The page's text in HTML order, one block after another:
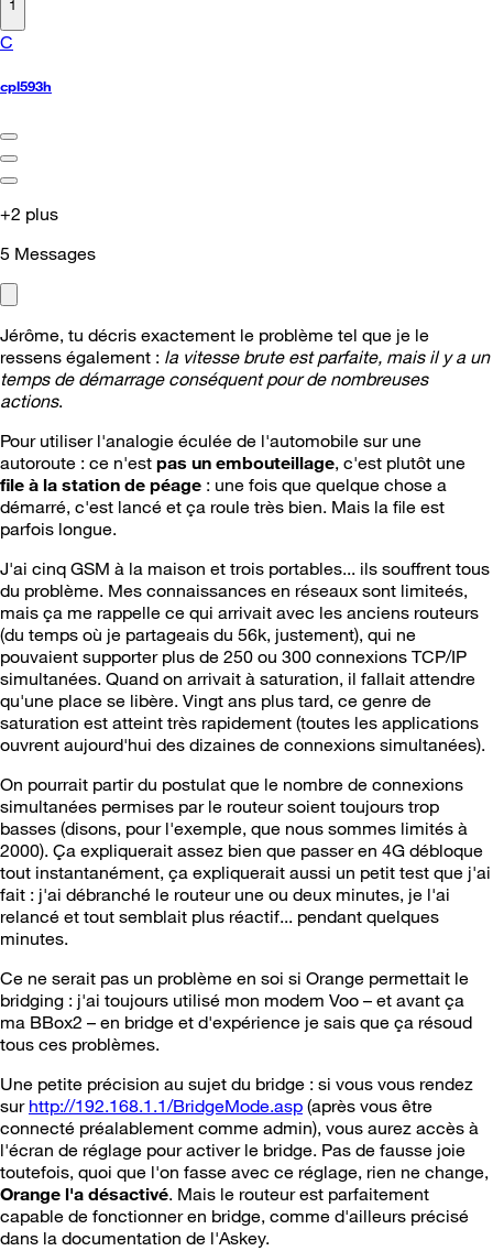
1
C
cpl593h
+2 plus
5 Messages
Jérôme, tu décris exactement le problème tel que je le
ressens également : la vitesse brute est parfaite, mais il y a un
temps de démarrage conséquent pour de nombreuses
actions.
Pour utiliser l'analogie éculée de l'automobile sur une
autoroute : ce n'est pas un embouteillage, c'est plutôt une
file à la station de péage : une fois que quelque chose a
démarré, c'est lancé et ça roule très bien. Mais la file est
parfois longue.
J'ai cinq GSM à la maison et trois portables... ils souffrent tous
du problème. Mes connaissances en réseaux sont limiteés,
mais ça me rappelle ce qui arrivait avec les anciens routeurs
(du temps où je partageais du 56k, justement), qui ne
pouvaient supporter plus de 250 ou 300 connexions TCP/IP
simultanées. Quand on arrivait à saturation, il fallait attendre
qu'une place se libère. Vingt ans plus tard, ce genre de
saturation est atteint très rapidement (toutes les applications
ouvrent aujourd'hui des dizaines de connexions simultanées).
On pourrait partir du postulat que le nombre de connexions
simultanées permises par le routeur soient toujours trop
basses (disons, pour l'exemple, que nous sommes limités à
2000). Ça expliquerait assez bien que passer en 4G débloque
tout instantanément, ça expliquerait aussi un petit test que j'ai
fait : j'ai débranché le routeur une ou deux minutes, je l'ai
relancé et tout semblait plus réactif... pendant quelques
minutes.
Ce ne serait pas un problème en soi si Orange permettait le
bridging : j'ai toujours utilisé mon modem Voo – et avant ça
ma BBox2 – en bridge et d'expérience je sais que ça résoud
tous ces problèmes.
Une petite précision au sujet du bridge : si vous vous rendez
sur http://192.168.1.1/BridgeMode.asp (après vous être
connecté préalablement comme admin), vous aurez accès à
l'écran de réglage pour activer le bridge. Pas de fausse joie
toutefois, quoi que l'on fasse avec ce réglage, rien ne change,
Orange l'a désactivé. Mais le routeur est parfaitement
capable de fonctionner en bridge, comme d'ailleurs précisé
dans la documentation de l'Askey.